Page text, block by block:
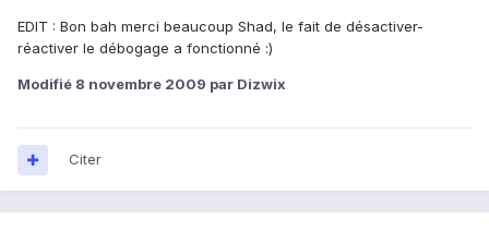
EDIT : Bon bah merci beaucoup Shad, le fait de désactiver-
réactiver le débogage a fonctionné :)
Modifié 8 novembre 2009 par Dizwix
Citer